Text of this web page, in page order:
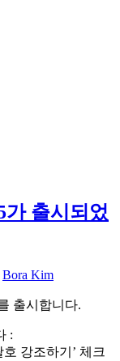
가 출시되었
Bora Kim
출시합니다.
:
강조하기’ 체크